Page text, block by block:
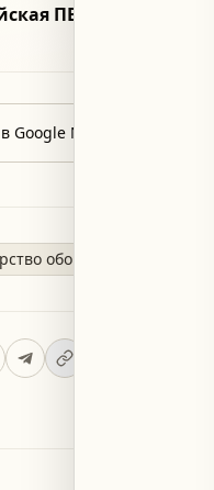
ПВО сбила
Google News, чтобы
обороны России